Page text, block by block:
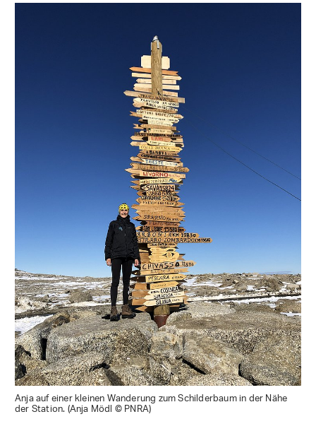
Anja auf einer kleinen Wanderung zum Schilderbaum in der Nähe
der Station. (Anja Mödl © PNRA)